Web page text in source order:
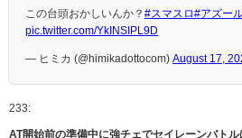
この台頭おかしいんか？ #スマスロ#アズー
pic.twitter.com/YkINSIPL9D
— ヒミカ (@himikadottocom) August 17,
233:
AT開始前の準備中に強チェでセイレーンバト